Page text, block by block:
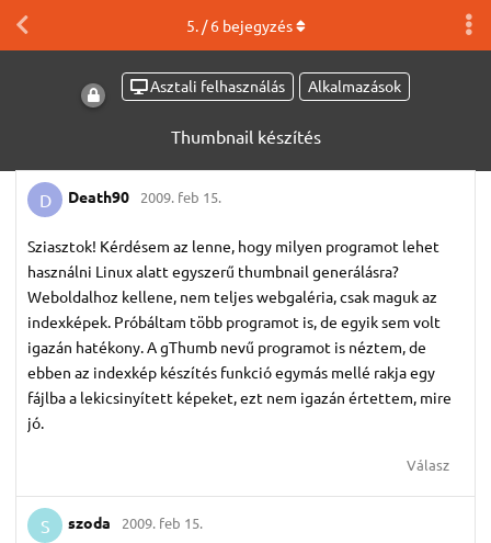
Asztali felhasználás Alkalmazások
Thumbnail készítés
5. /6bejegyzés
D Death90 2009. feb 15.
Sziasztok! Kérdésem az lenne, hogy milyen programot lehet
használni Linux alatt egyszerű thumbnail generálásra?
Weboldalhoz kellene, nem teljes webgaléria, csak maguk az
indexképek. Próbáltam több programot is, de egyik sem volt
igazán hatékony. A gThumb nevű programot is néztem, de
ebben az indexkép készítés funkció egymás mellé rakja egy
fájlba a lekicsinyített képeket, ezt nem igazán értettem, mire
jó.
Válasz
S szoda 2009. feb 15.